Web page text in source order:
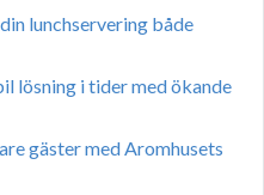
lunchservering både
lösning i tider med ökande
gäster med Aromhusets